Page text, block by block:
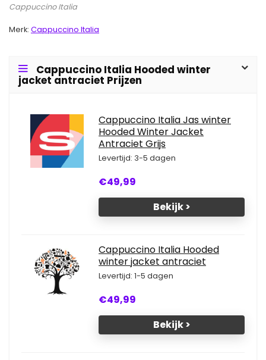
Cappuccino Italia
Merk: Cappuccino Italia
Cappuccino Italia Hooded winter
jacket antraciet Prijzen
Cappuccino Italia Jas winter
Hooded Winter Jacket
Antraciet Grijs
Levertijd: 3-5 dagen
€49,99
Bekijk >
Cappuccino Italia Hooded
winter jacket antraciet
Levertijd: 1-5 dagen
€49,99
Bekijk >